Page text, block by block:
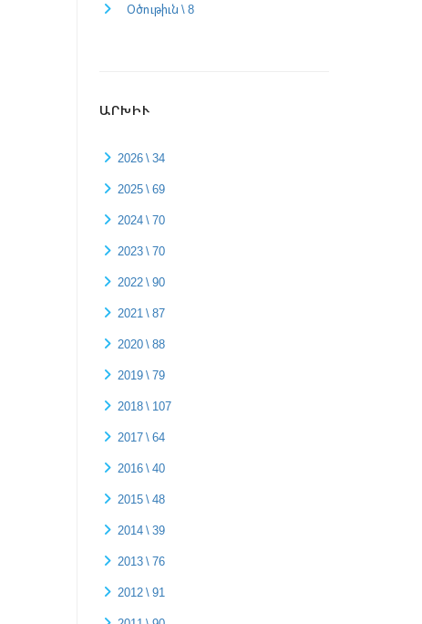
Օծութիւն \ 8
ԱՐԽԻՒ
2026 \ 34
2025 \ 69
2024 \ 70
2023 \ 70
2022 \ 90
2021 \ 87
2020 \ 88
2019 \ 79
2018 \ 107
2017 \ 64
2016 \ 40
2015 \ 48
2014 \ 39
2013 \ 76
2012 \ 91